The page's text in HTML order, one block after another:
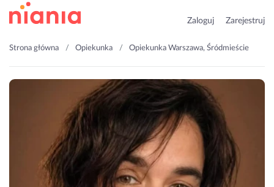
Zaloguj Zarejestruj
Strona główna Opiekunka Opiekunka Warszawa, Śródmieście